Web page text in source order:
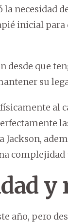
necesidad
inicial
desde que
su
al
Jackson,
complejidad
y
año, pero